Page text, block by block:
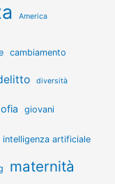
America
cambiamento
diversità
giovani
intelligenza artificiale
maternità